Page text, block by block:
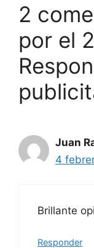
2
por el
Juan
4
Brillante
Responder